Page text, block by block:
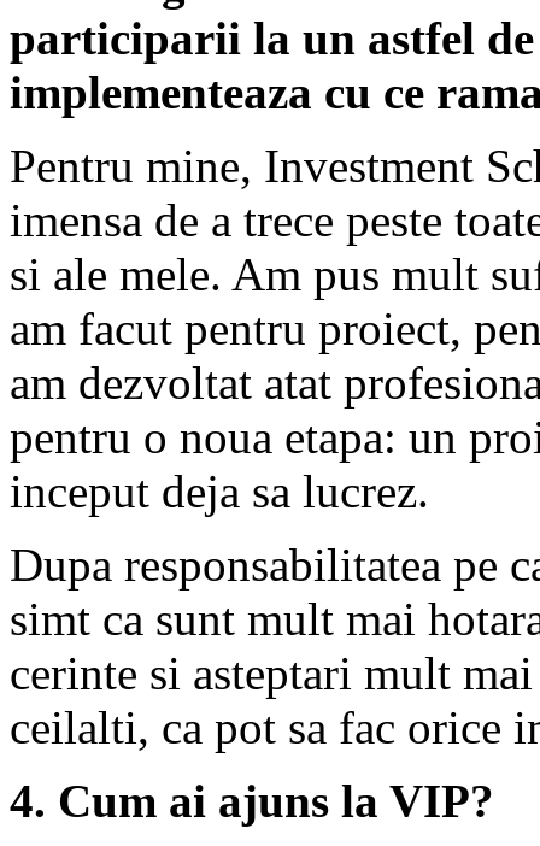
participarii la un astfel
implementeaza cu ce
Pentru mine, Investment
imensa de a trece peste
si ale mele. Am pus mult
am facut pentru proiect,
am dezvoltat atat
pentru o noua etapa: un
inceput deja sa lucrez.
Dupa responsabilitatea pe
simt ca sunt mult mai
cerinte si asteptari mult
ceilalti, ca pot sa fac orice
4. Cum ai ajuns la VIP?